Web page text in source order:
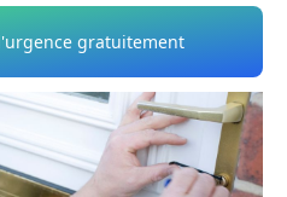
gratuitement